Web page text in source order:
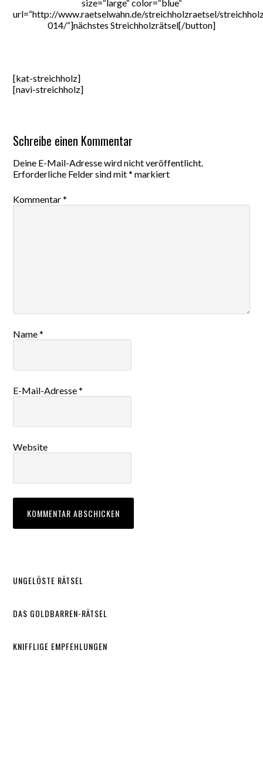
size=“large“ color=“blue“
url=“http://www.raetselwahn.de/streichholzraetsel/
014/“]nächstes Streichholzrätsel[/button]
[kat-streichholz]
[navi-streichholz]
Schreibe einen Kommentar
Deine E-Mail-Adresse wird nicht veröffentlicht.
Erforderliche Felder sind mit* markiert
Kommentar*
Name*
E-Mail-Adresse*
Website
UNGELÖSTE RÄTSEL
DAS GOLDBARREN-RÄTSEL
KNIFFLIGE EMPFEHLUNGEN